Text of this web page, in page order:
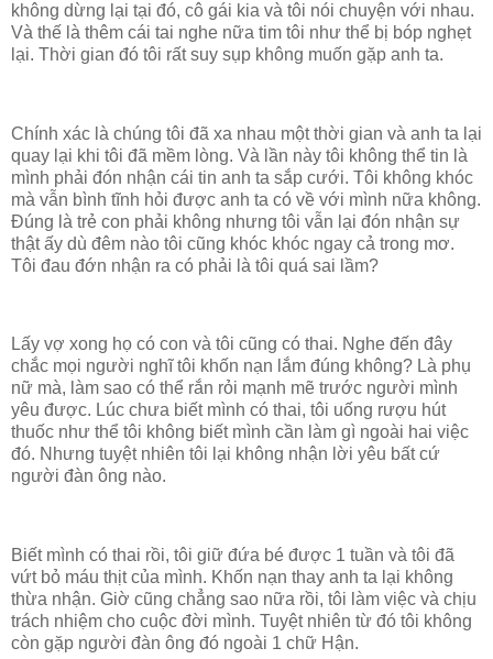
không dừng lại tại đó, cô gái kia và tôi nói chuyện với nhau.
Và thế là thêm cái tai nghe nữa tim tôi như thể bị bóp nghẹt
lại. Thời gian đó tôi rất suy sụp không muốn gặp anh ta.
Chính xác là chúng tôi đã xa nhau một thời gian và anh ta lại
quay lại khi tôi đã mềm lòng. Và lần này tôi không thể tin là
mình phải đón nhận cái tin anh ta sắp cưới. Tôi không khóc
mà vẫn bình tĩnh hỏi được anh ta có về với mình nữa không.
Đúng là trẻ con phải không nhưng tôi vẫn lại đón nhận sự
thật ấy dù đêm nào tôi cũng khóc khóc ngay cả trong mơ.
Tôi đau đớn nhận ra có phải là tôi quá sai lầm?
Lấy vợ xong họ có con và tôi cũng có thai. Nghe đến đây
chắc mọi người nghĩ tôi khốn nạn lắm đúng không? Là phụ
nữ mà, làm sao có thể rắn rỏi mạnh mẽ trước người mình
yêu được. Lúc chưa biết mình có thai, tôi uống rượu hút
thuốc như thể tôi không biết mình cần làm gì ngoài hai việc
đó. Nhưng tuyệt nhiên tôi lại không nhận lời yêu bất cứ
người đàn ông nào.
Biết mình có thai rồi, tôi giữ đứa bé được 1 tuần và tôi đã
vứt bỏ máu thịt của mình. Khốn nạn thay anh ta lại không
thừa nhận. Giờ cũng chẳng sao nữa rồi, tôi làm việc và chịu
trách nhiệm cho cuộc đời mình. Tuyệt nhiên từ đó tôi không
còn gặp người đàn ông đó ngoài 1 chữ Hận.